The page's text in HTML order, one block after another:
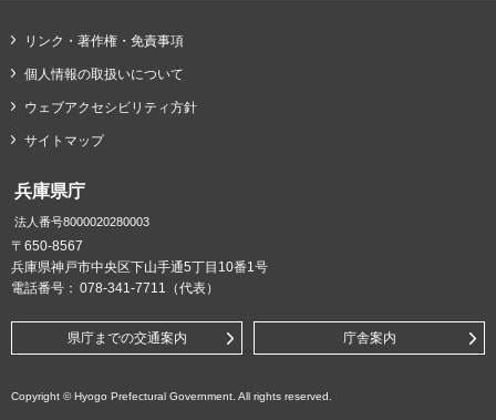
リンク・著作権・免責事項
個人情報の取扱いについて
ウェブアクセシビリティ方針
サイトマップ
兵庫県庁
法人番号8000020280003
〒650-8567
兵庫県神戸市中央区下山手通5丁目10番1号
電話番号： 078-341-7711（代表）
県庁までの交通案内 庁舎案内
Copyright © Hyogo Prefectural Government. All rights reserved.